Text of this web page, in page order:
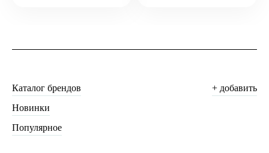
Каталог брендов
Новинки
Популярное
+ добавить